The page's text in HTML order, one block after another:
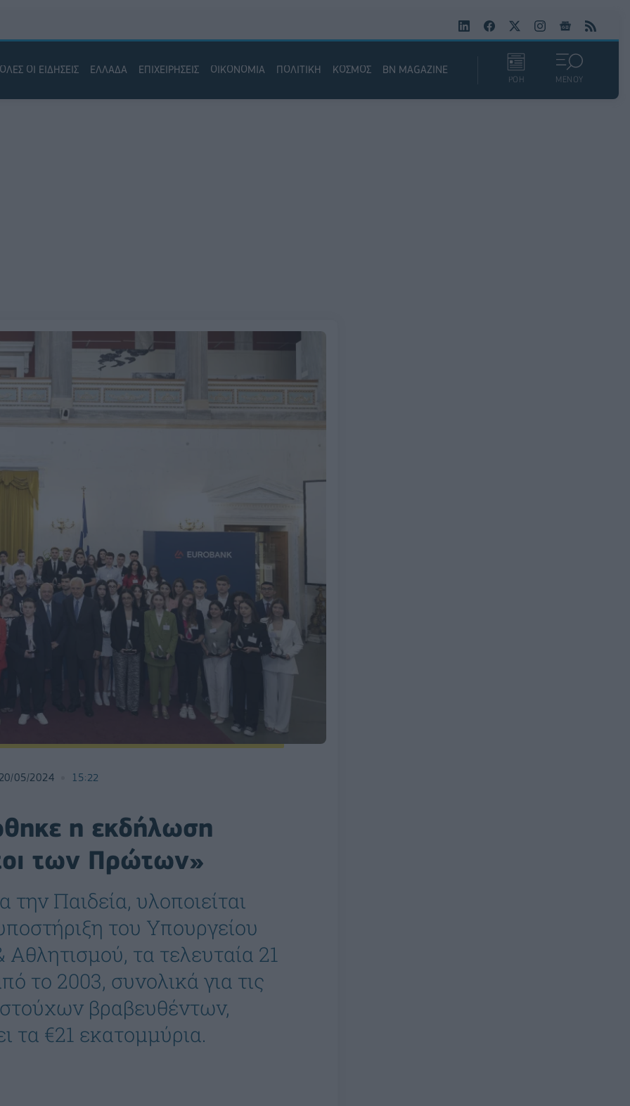
ΟΛΕΣ ΟΙ ΕΙΔΗΣΕΙΣ ΕΛΛΑΔΑ ΕΠΙΧΕΙΡΗΣΕΙΣ ΟΙΚΟΝΟΜΙΑ ΠΟΛΙΤΙΚΗ ΚΟΣΜΟΣ BN MAGAZINE
ΡΟΗ ΜΕΝΟΥ
20/05/2024 15:22
η εκδήλωση
των Πρώτων»
Παιδεία, υλοποιείται
του Υπουργείου
τα τελευταία 21
το 2003, συνολικά για τις
βραβευθέντων,
τα €21 εκατομμύρια.